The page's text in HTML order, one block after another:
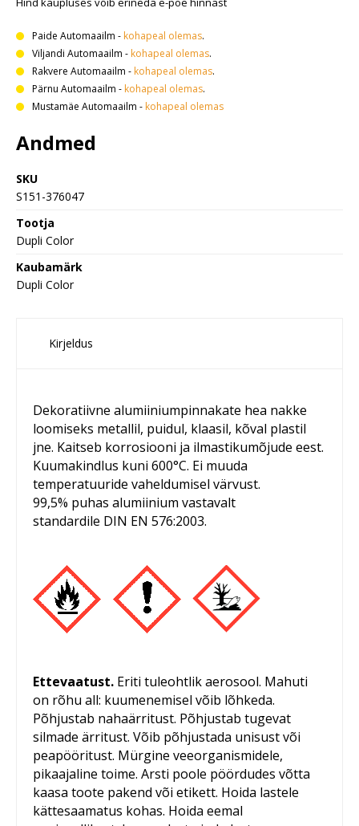
Paide Automaailm - kohapeal olemas.
Viljandi Automaailm - kohapeal olemas.
Rakvere Automaailm - kohapeal olemas.
Pärnu Automaailm - kohapeal olemas.
Mustamäe Automaailm - kohapeal olemas
Andmed
SKU
S151-376047
Tootja
Dupli Color
Kaubamärk
Dupli Color
Kirjeldus
Dekoratiivne alumiiniumpinnakate hea nakke
loomiseks metallil, puidul, klaasil, kõval plastil
jne. Kaitseb korrosiooni ja ilmastikumõjude eest.
Kuumakindlus kuni 600°C. Ei muuda
temperatuuride vaheldumisel värvust.
99,5% puhas alumiinium vastavalt
standardile DIN EN 576:2003.
Ettevaatust. Eriti tuleohtlik aerosool. Mahuti
on rõhu all: kuumenemisel võib lõhkeda.
Põhjustab nahaärritust. Põhjustab tugevat
silmade ärritust. Võib põhjustada unisust või
peapööritust. Mürgine veeorganismidele,
pikaajaline toime. Arsti poole pöördudes võtta
kaasa toote pakend või etikett. Hoida lastele
kättesaamatus kohas. Hoida eemal